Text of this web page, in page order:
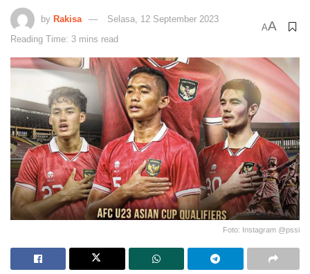
by Rakisa
Selasa, 12 September 2023
Reading Time: 3 mins read
AA
Foto: Instagram @pssi